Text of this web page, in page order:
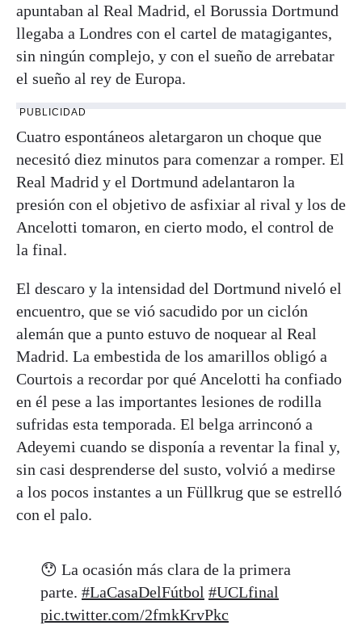
apuntaban al Real Madrid, el Borussia Dortmund
llegaba a Londres con el cartel de matagigantes,
sin ningún complejo, y con el sueño de arrebatar
el sueño al rey de Europa.
PUBLICIDAD
Cuatro espontáneos aletargaron un choque que
necesitó diez minutos para comenzar a romper. El
Real Madrid y el Dortmund adelantaron la
presión con el objetivo de asfixiar al rival y los de
Ancelotti tomaron, en cierto modo, el control de
la final.
El descaro y la intensidad del Dortmund niveló el
encuentro, que se vió sacudido por un ciclón
alemán que a punto estuvo de noquear al Real
Madrid. La embestida de los amarillos obligó a
Courtois a recordar por qué Ancelotti ha confiado
en él pese a las importantes lesiones de rodilla
sufridas esta temporada. El belga arrinconó a
Adeyemi cuando se disponía a reventar la final y,
sin casi desprenderse del susto, volvió a medirse
a los pocos instantes a un Füllkrug que se estrelló
con el palo.
😯 La ocasión más clara de la primera
parte. #LaCasaDelFútbol #UCLfinal
pic.twitter.com/2fmkKrvPkc